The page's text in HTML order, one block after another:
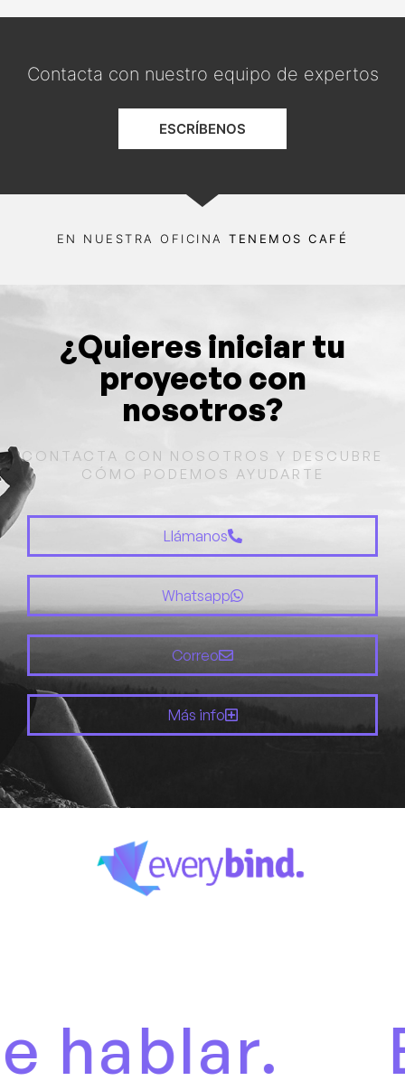
Contacta con nuestro equipo de expertos
ESCRÍBENOS
EN NUESTRA OFICINATENEMOS CAFÉ
¿Quieres iniciar tu
proyecto con
nosotros?
CONTACTA CON NOSOTROS Y DESCUBRE
CÓMO PODEMOS AYUDARTE
Llámanos
Whatsapp
Correo
Más info
Es